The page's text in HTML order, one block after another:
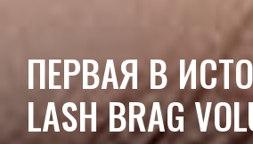
ПЕРВАЯ В
LASH BRAG